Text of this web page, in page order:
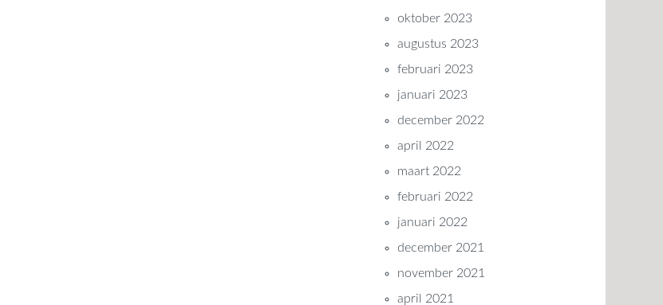
oktober 2023
augustus 2023
februari 2023
januari 2023
december 2022
april 2022
maart 2022
februari 2022
januari 2022
december 2021
november 2021
april 2021